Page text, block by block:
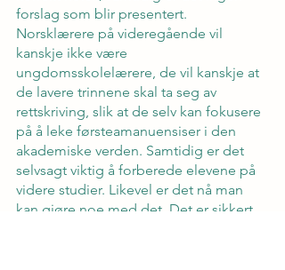
forslag som blir presentert.
Norsklærere på videregående vil
kanskje ikke være
ungdomsskolelærere, de vil kanskje at
de lavere trinnene skal ta seg av
rettskriving, slik at de selv kan fokusere
på å leke førsteamanuensiser i den
akademiske verden. Samtidig er det
selvsagt viktig å forberede elevene på
videre studier. Likevel er det nå man
kan gjøre noe med det. Det er sikkert